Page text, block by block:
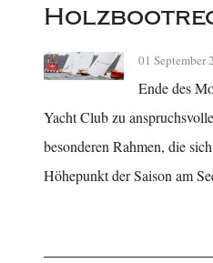
01 September
Ende des
Yacht Club zu
besonderen Rahmen, die
Höhepunkt der Saison am